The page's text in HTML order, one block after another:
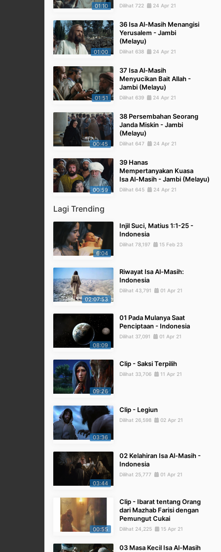
01:10 Dilihat 722 24 Apr 21
01:00
36 Isa Al-Masih Menangisi
Yerusalem - Jambi
(Melayu)
Dilihat 638 24 Apr 21
01:51
37 Isa Al-Masih
Menyucikan Bait Allah -
Jambi (Melayu)
Dilihat 639 24 Apr 21
00:45
38 Persembahan Seorang
Janda Miskin - Jambi
(Melayu)
Dilihat 647 24 Apr 21
00:59
39 Hanas
Mempertanyakan Kuasa
Isa Al-Masih - Jambi (Melayu)
Dilihat 645 24 Apr 21
Lagi Trending
6:04
Injil Suci, Matius 1:1-25 -
Indonesia
Dilihat 78,197 15 Feb 23
02:07:53
Riwayat Isa Al-Masih:
Indonesia
Dilihat 43,791 01 Apr 21
08:09
01 Pada Mulanya Saat
Penciptaan - Indonesia
Dilihat 37,091 01 Apr 21
09:26
Clip - Saksi Terpilih
Dilihat 33,706 11 Apr 21
03:36
Clip - Legiun
Dilihat 26,598 02 Apr 21
03:44
02 Kelahiran Isa Al-Masih -
Indonesia
Dilihat 25,777 01 Apr 21
00:55
Clip - Ibarat tentang Orang
dari Mazhab Farisi dengan
Pemungut Cukai
Dilihat 24,225 15 Apr 21
03 Masa Kecil Isa Al-Masih